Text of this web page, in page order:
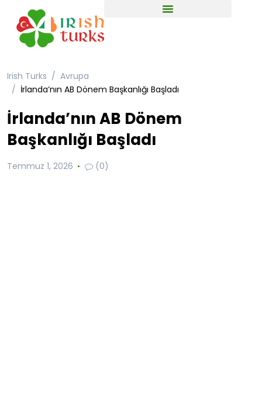
Irish Turks
Avrupa
İrlanda’nın AB Dönem Başkanlığı Başladı
İrlanda’nın AB Dönem
Başkanlığı Başladı
Temmuz 1, 2026 (0)